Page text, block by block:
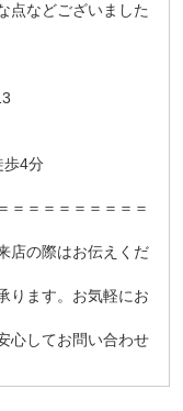
点などございました
4分
＝＝＝＝＝＝＝＝＝
店の際はお伝えくだ
ります。お気軽にお
心してお問い合わせ